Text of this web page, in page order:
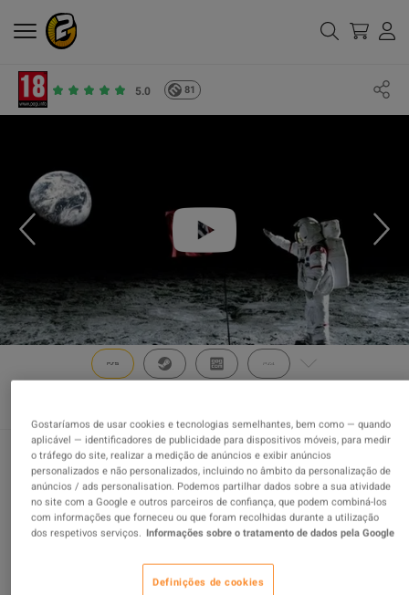
5.0 81
Wolfenstein: The New Order PS5
Account
avaliações de 84305 são
Gostaríamos de usar cookies e tecnologias semelhantes, bem como — quando
aplicável — identificadores de publicidade para dispositivos móveis, para medir
o tráfego do site, realizar a medição de anúncios e exibir anúncios
personalizados e não personalizados, incluindo no âmbito da personalização de
anúncios / ads personalisation. Podemos partilhar dados sobre a sua atividade
no site com a Google e outros parceiros de confiança, que podem combiná-los
com informações que forneceu ou que foram recolhidas durante a utilização
dos respetivos serviços. Informações sobre o tratamento de dados pela Google
Definições de cookies